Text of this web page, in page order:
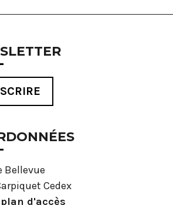
Bellevue
Cedex
d'accès